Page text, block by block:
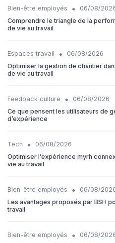
Bien-être employés •
06/08/
Comprendre le triangle de la
de vie au travail
Espaces travail •
06/08/2026
Optimiser la gestion de chantier
de vie au travail
Feedback culture •
06/08/2026
Ce que pensent les utilisateurs de
d’expérience
Tech •
06/08/2026
Optimiser l’expérience myrh
vie au travail
Bien-être employés •
06/08/
Les avantages proposés par BSH
travail
Bien-être employés •
06/08/